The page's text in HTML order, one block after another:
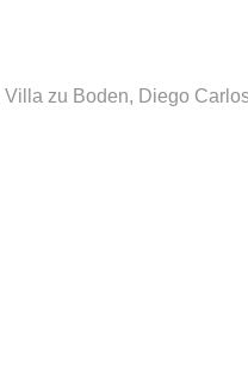
zu Boden, Diego